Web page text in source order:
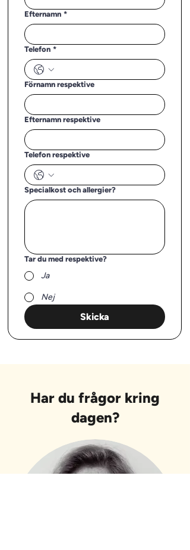
Efternamn *
Telefon *
Förnamn respektive
Efternamn respektive
Telefon respektive
Specialkost och allergier?
Tar du med respektive?
Ja
Nej
Skicka
Har du frågor kring
dagen?